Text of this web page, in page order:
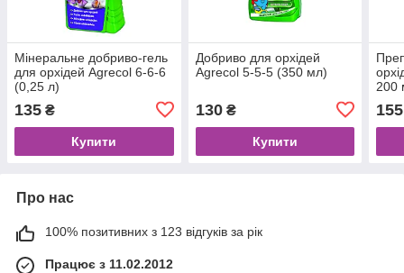
Мінеральне добриво-гель
для орхідей Agrecol 6-6-6
(0,25 л)
135 ₴
Купити
Добриво для орхідей
Agrecol 5-5-5 (350 мл)
130₴
Купити
200
155
Про нас
100% позитивних з 123 відгуків за рік
Працює з 11.02.2012